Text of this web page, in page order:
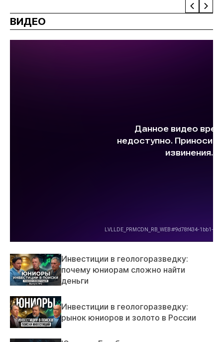
ВИДЕО
Инвестиции в геологоразведку:
почему юниорам сложно найти
деньги
Инвестиции в геологоразведку:
рынок юниоров и золото в России